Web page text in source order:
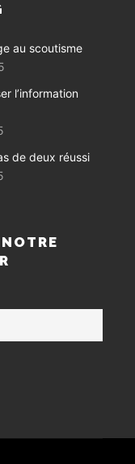
au scoutisme
l’information
de deux réussi